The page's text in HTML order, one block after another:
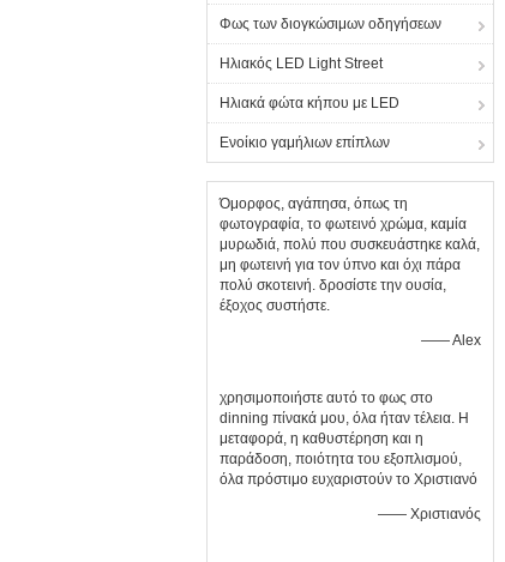
Φως των διογκώσιμων οδηγήσεων
Ηλιακός LED Light Street
Ηλιακά φώτα κήπου με LED
Ενοίκιο γαμήλιων επίπλων
Όμορφος, αγάπησα, όπως τη
φωτογραφία, το φωτεινό χρώμα, καμία
μυρωδιά, πολύ που συσκευάστηκε καλά,
μη φωτεινή για τον ύπνο και όχι πάρα
πολύ σκοτεινή. δροσίστε την ουσία,
έξοχος συστήστε.
—— Alex
χρησιμοποιήστε αυτό το φως στο
dinning πίνακά μου, όλα ήταν τέλεια. Η
μεταφορά, η καθυστέρηση και η
παράδοση, ποιότητα του εξοπλισμού,
όλα πρόστιμο ευχαριστούν το Χριστιανό
—— Χριστιανός